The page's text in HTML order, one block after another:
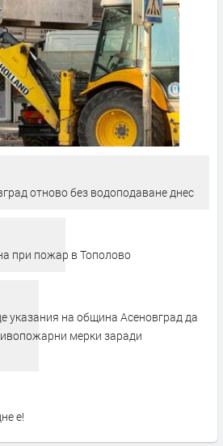
отново без водоподаване днес
при пожар в Тополово
на община Асеновград да
мерки заради
е!